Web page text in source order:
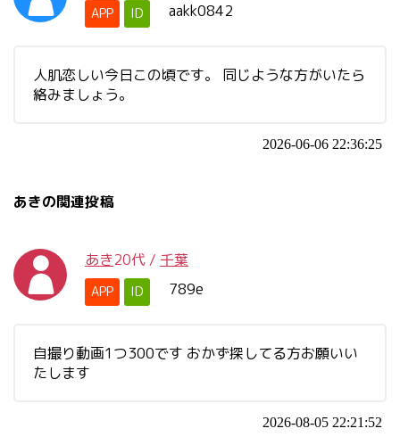
APP ID aakk0842
人肌恋しい今日この頃です。 同じような方がいたら
絡みましょう。
2026-06-06 22:36:25
あきの関連投稿
あき20代 / 千葉
APP ID 789e
自撮り動画1つ300です おかず探してる方お願いい
たします
2026-08-05 22:21:52